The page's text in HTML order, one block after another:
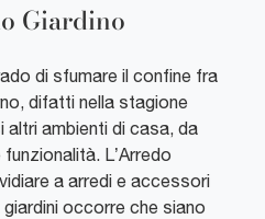
Giardino
di sfumare il confine fra
difatti nella stagione
altri ambienti di casa, da
L’Arredo
a arredi e accessori
occorre che siano